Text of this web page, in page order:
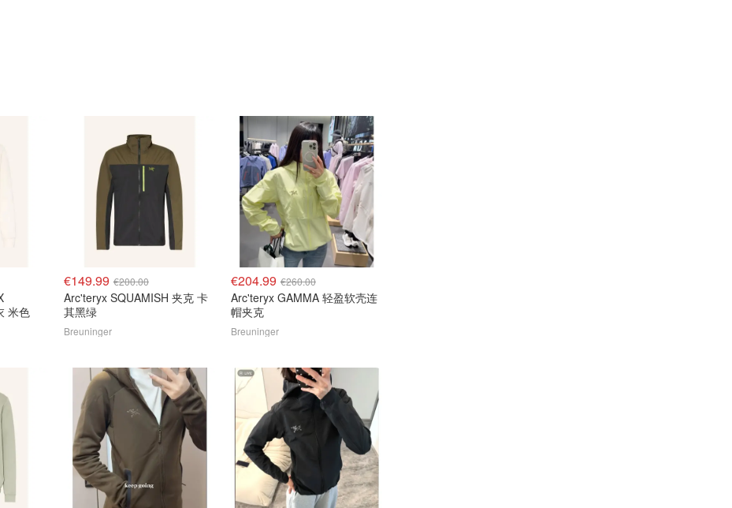
米色
€149.99 €200.00
Arc'teryx SQUAMISH 夹克 卡
其黑绿
Breuninger
€204.99 €260.00
Arc'teryx GAMMA 轻盈软壳连
帽夹克
Breuninger